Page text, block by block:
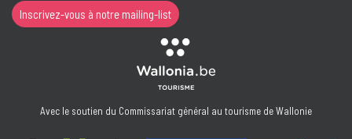
Inscrivez-vous à notre mailing-list
Avec le soutien du Commissariat général au tourisme de Wallonie